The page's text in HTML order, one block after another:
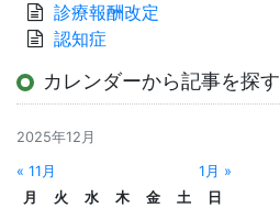
診療報酬改定
認知症
カレンダーから記事を探す
2025年12月
« 11月
1月 »
月
火 水 木 金 土
日